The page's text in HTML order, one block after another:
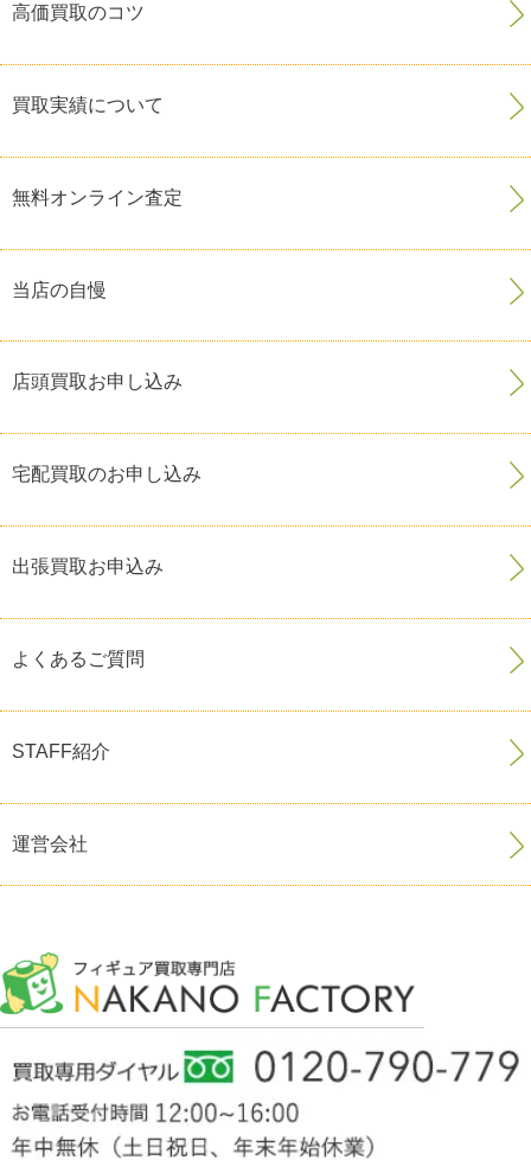
高価買取のコツ
買取実績について
無料オンライン査定
当店の自慢
店頭買取お申し込み
宅配買取のお申し込み
出張買取お申込み
よくあるご質問
STAFF紹介
運営会社